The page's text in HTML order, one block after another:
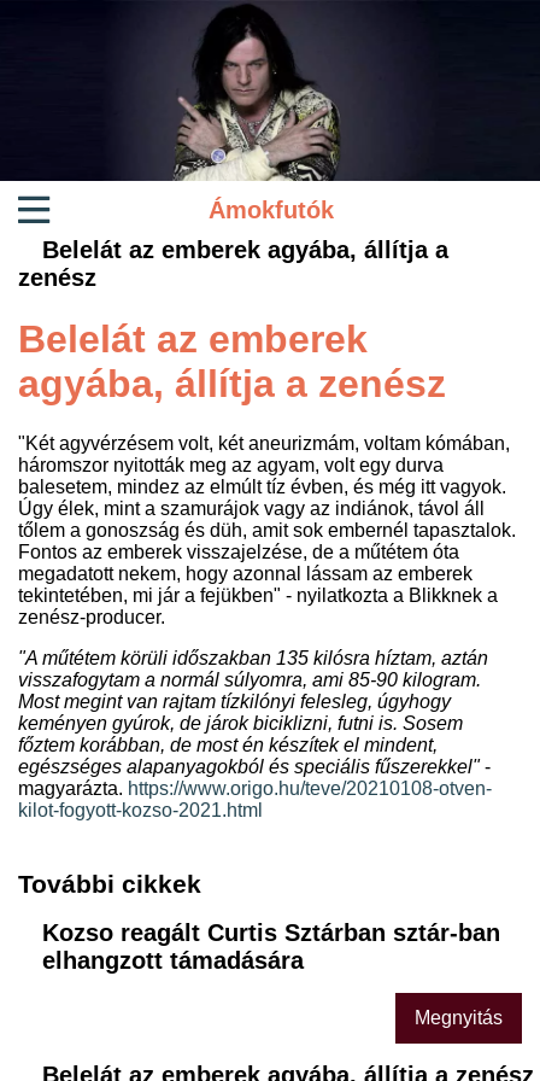
Ámokfutók
Belelát az emberek agyába, állítja a
zenész
Belelát az emberek
agyába, állítja a zenész
"Két agyvérzésem volt, két aneurizmám, voltam kómában,
háromszor nyitották meg az agyam, volt egy durva
balesetem, mindez az elmúlt tíz évben, és még itt vagyok.
Úgy élek, mint a szamurájok vagy az indiánok, távol áll
tőlem a gonoszság és düh, amit sok embernél tapasztalok.
Fontos az emberek visszajelzése, de a műtétem óta
megadatott nekem, hogy azonnal lássam az emberek
tekintetében, mi jár a fejükben" - nyilatkozta a Blikknek a
zenész-producer.
"A műtétem körüli időszakban 135 kilósra híztam, aztán
visszafogytam a normál súlyomra, ami 85-90 kilogram.
Most megint van rajtam tízkilónyi felesleg, úgyhogy
keményen gyúrok, de járok biciklizni, futni is. Sosem
főztem korábban, de most én készítek el mindent,
egészséges alapanyagokból és speciális fűszerekkel"-
magyarázta. https://www.origo.hu/teve/20210108-otven-
kilot-fogyott-kozso-2021.html
További cikkek
Kozso reagált Curtis Sztárban sztár-ban
elhangzott támadására
Megnyitás
Belelát az emberek agyába, állítja a zenész